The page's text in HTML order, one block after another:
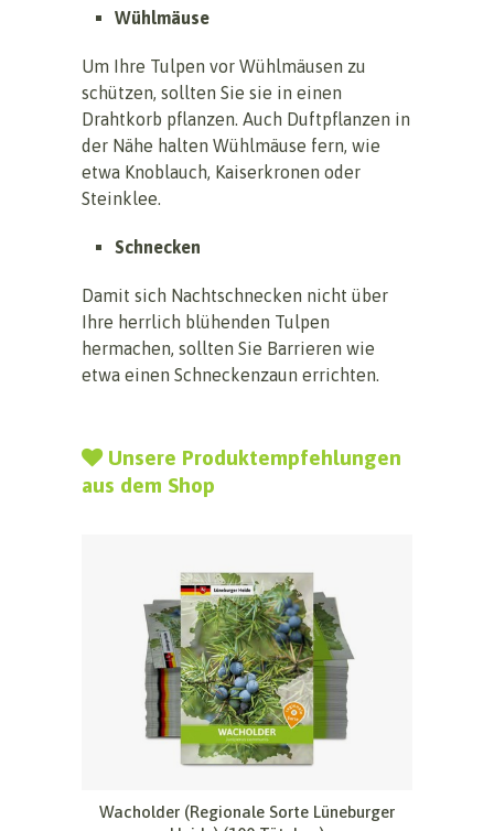
Wühlmäuse
Um Ihre Tulpen vor Wühlmäusen zu
schützen, sollten Sie sie in einen
Drahtkorb pflanzen. Auch Duftpflanzen in
der Nähe halten Wühlmäuse fern, wie
etwa Knoblauch, Kaiserkronen oder
Steinklee.
Schnecken
Damit sich Nachtschnecken nicht über
Ihre herrlich blühenden Tulpen
hermachen, sollten Sie Barrieren wie
etwa einen Schneckenzaun errichten.
Unsere Produktempfehlungen
aus dem Shop
Wacholder (Regionale Sorte Lüneburger